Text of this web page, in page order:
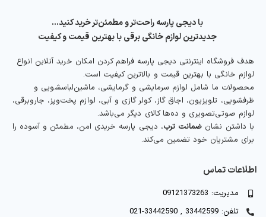
با دیجی پارسه راحت‌تر و مطمئن‌تر خرید کنید…
جدیدترین لوازم خانگی برقی با بهترین قیمت و کیفیت
هدف فروشگاه اینترنتی دیجی پارسه فراهم کردن امکان خرید آنلاین انواع
لوازم خانگی با بهترین قیمت و بالاترین کیفیت است.
محصولات ما شامل لوازم سرمایشی و گرمایشی، ماشین‌لباسشویی و
ظرفشویی، تلویزیون، اجاق گاز، کولر گازی و آبی، لوازم پخت‌وپز، جاروبرقی،
لوازم صوتی‌تصویری و ده‌ها کالای دیگر می‌باشد.
با داشتن نشان ضمانت ترب، دیجی پارسه خریدی امن، مطمئن و آسوده را
برای مشتریان خود تضمین می‌کند.
اطلاعات تماس
مدیریت: 09121373263
تلفن: 33442599 , 33442590-021